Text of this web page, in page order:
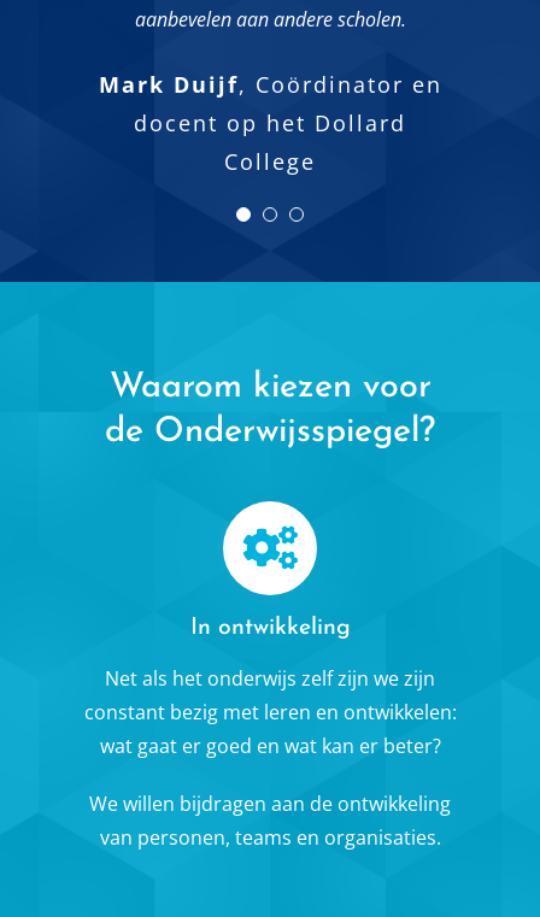
aanbevelen aan andere scholen.
Mark Duijf, Coördinator en
docent op het Dollard
College
Corné Luijkc stafdirecteur
Twents Carmel College
Gert-Jan Oude Wesselink
/ Alfa-college
Waarom kiezen voor
de Onderwijsspiegel?
In ontwikkeling
Net als het onderwijs zelf zijn we zijn
constant bezig met leren en ontwikkelen:
wat gaat er goed en wat kan er beter?
We willen bijdragen aan de ontwikkeling
van personen, teams en organisaties.